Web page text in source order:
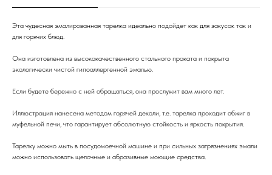
Эта чудесная эмалированная тарелка идеально подойдет как для закусок так и
для горячих блюд.
Она изготовлена из высококачественного стального проката и покрыта
экологически чистой гипоаллергенной эмалью.
Если будете бережно с ней обращаться, она прослужит вам много лет.
Иллюстрация нанесена методом горячей деколи, т.е. тарелка проходит обжиг в
муфельной печи, что гарантирует абсолютную стойкость и яркость покрытия.
Тарелку можно мыть в посудомоечной машине и при сильных загрязнениях эмали
можно использовать щелочные и абразивные моющие средства.